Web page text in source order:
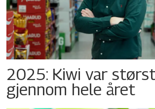
2025: Kiwi var
gjennom hele året